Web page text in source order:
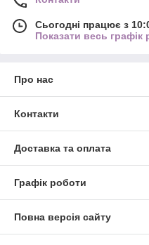
Сьогодні працює з
Показати весь графік
Про нас
Контакти
Доставка та оплата
Графік роботи
Повна версія сайту